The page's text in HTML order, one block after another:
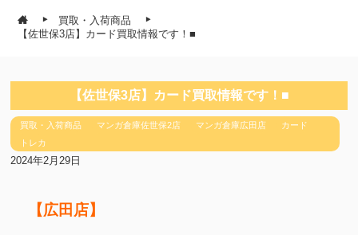
買取・入荷商品
【佐世保3店】カード買取情報です！■
【佐世保3店】カード買取情報です！■
買取・入荷商品 マンガ倉庫佐世保2店 マンガ倉庫広田店
カード
トレカ
2024年2月29日
【広田店】